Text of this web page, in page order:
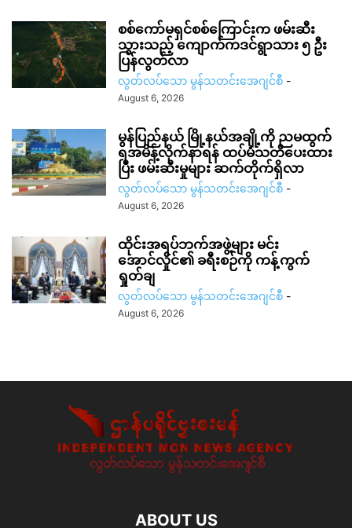
စစ်ကော်မရှင်စစ်ကြောင်းက ဖမ်းဆီး
သွားသည့် ကျောက်ကဒင်ရွာသား ၅ ဦး
ပြန်လွတ်လာ
လွတ်လပ်သော မွန်သတင်းအေဂျင်စီ -
August 6, 2026
မွန်ပြည်နယ် မြို့နယ်အချို့ကို ညမထွက်
ရအမိန့်လိုက်နာရန် ထပ်မံသတိပေးထား
ပြီး ဖမ်းဆီးမှုများ ဆက်တိုက်ရှိလာ
လွတ်လပ်သော မွန်သတင်းအေဂျင်စီ -
August 6, 2026
ထိုင်းအရပ်ဘက်အဖွဲ့များ မင်း
အောင်လှိုင်၏ ခရီးစဉ်ကို ကန့်ကွက်
ရှုတ်ချ
လွတ်လပ်သော မွန်သတင်းအေဂျင်စီ -
August 6, 2026
ABOUT US